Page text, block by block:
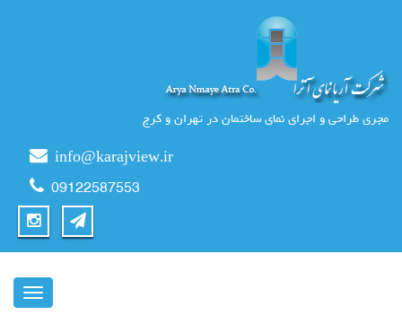
مجری طراحی و اجرای نمای ساختمان در تهران و کرج
info@karajview.ir
09122587553
ناوبری